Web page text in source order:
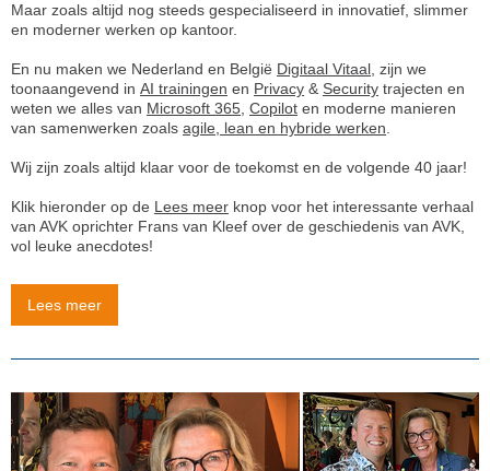
Maar zoals altijd nog steeds gespecialiseerd in innovatief, slimmer
en moderner werken op kantoor.
En nu maken we Nederland en België Digitaal Vitaal , zijn we
toonaangevend in AI trainingen en Privacy & Security trajecten en
weten we alles van Microsoft 365 Copilot en moderne manieren
van samenwerken zoals agile, lean en hybride werken
Wij zijn zoals altijd klaar voor de toekomst en de volgende 40 jaar!
Klik hieronder op de Lees meer knop voor het interessante verhaal
van AVK oprichter Frans van Kleef over de geschiedenis van AVK,
vol leuke anecdotes!
Lees meer